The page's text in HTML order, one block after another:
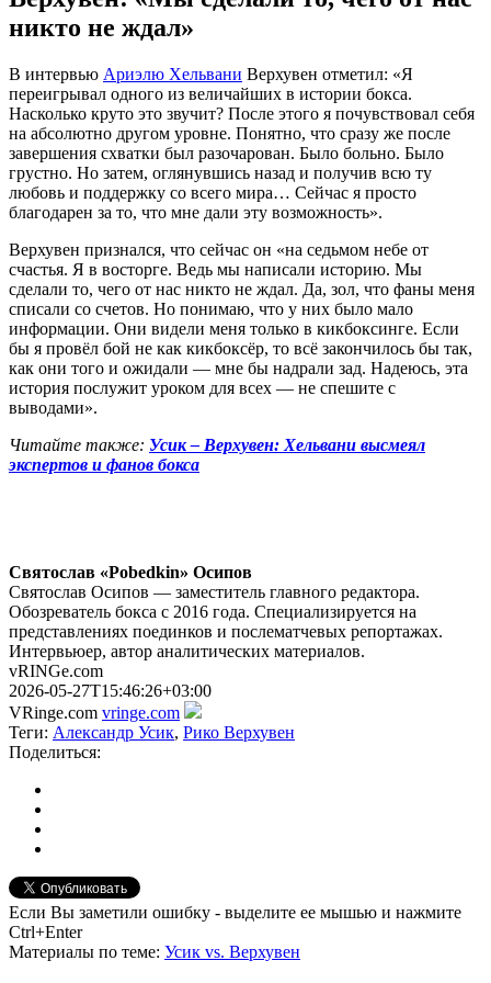
никто не ждал»
В интервью Ариэлю Хельвани Верхувен отметил: «Я
переигрывал одного из величайших в истории бокса.
Насколько круто это звучит? После этого я почувствовал себя
на абсолютно другом уровне. Понятно, что сразу же после
завершения схватки был разочарован. Было больно. Было
грустно. Но затем, оглянувшись назад и получив всю ту
любовь и поддержку со всего мира… Сейчас я просто
благодарен за то, что мне дали эту возможность».
Верхувен признался, что сейчас он «на седьмом небе от
счастья. Я в восторге. Ведь мы написали историю. Мы
сделали то, чего от нас никто не ждал. Да, зол, что фаны меня
списали со счетов. Но понимаю, что у них было мало
информации. Они видели меня только в кикбоксинге. Если
бы я провёл бой не как кикбоксёр, то всё закончилось бы так,
как они того и ожидали — мне бы надрали зад. Надеюсь, эта
история послужит уроком для всех — не спешите с
выводами».
Читайте также: Усик – Верхувен: Хельвани высмеял
экспертов и фанов бокса
Святослав «Pobedkin» Осипов
Святослав Осипов — заместитель главного редактора.
Обозреватель бокса с 2016 года. Специализируется на
представлениях поединков и послематчевых репортажах.
Интервьюер, автор аналитических материалов.
vRINGe.com
2026-05-27T15:46:26+03:00
VRinge.com vringe.com
Теги: Александр Усик, Рико Верхувен
Поделиться:
Если Вы заметили ошибку - выделите ее мышью и нажмите
Ctrl+Enter
Материалы по теме: Усик vs. Верхувен